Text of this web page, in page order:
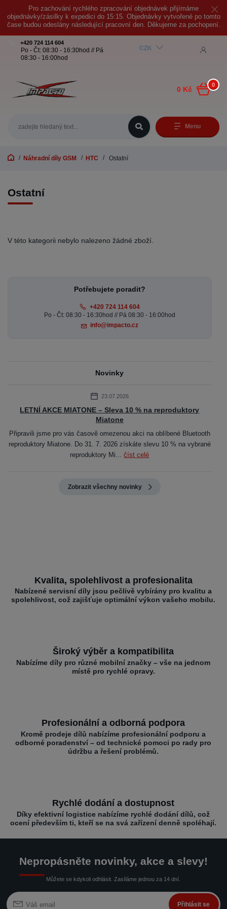
Pro zachování rychlého zpracování objednávek přijímáme
objednávky/zásilky k expedici do 15:15. Objednávky vytvořené po tomto
čase budou odeslány následující pracovní den. Děkujeme za pochopení.
Menu
CZK
+420 724 114 604
Po - Čt: 08:30 - 16:30hod // Pá
08:30 - 16:00hod
0
0 Kč
Náhradní díly GSM HTC Ostatní
Ostatní
V této kategorii nebylo nalezeno žádné zboží.
Potřebujete poradit?
+420 724 114 604
Po - Čt: 08:30 - 16:30hod // Pá 08:30 - 16:00hod
info@impacto.cz
Novinky
23.07.2026
LETNÍ AKCE MIATONE – Sleva 10 % na reproduktory
Miatone
Připravili jsme pro vás časově omezenou akci na oblíbené Bluetooth
reproduktory Miatone. Do 31. 7. 2026 získáte slevu 10 % na vybrané
reproduktory Mi...číst celé
Zobrazit všechny novinky
Kvalita, spolehlivost a profesionalita
Nabízené servisní díly jsou pečlivě vybírány pro kvalitu a
spolehlivost, což zajišťuje optimální výkon vašeho mobilu.
Široký výběr a kompatibilita
Nabízíme díly pro různé mobilní značky – vše na jednom
místě pro rychlé opravy.
Profesionální a odborná podpora
Kromě prodeje dílů nabízíme profesionální podporu a
odborné poradenství – od technické pomoci po rady pro
údržbu a řešení problémů.
Rychlé dodání a dostupnost
Díky efektivní logistice nabízíme rychlé dodání dílů, což
ocení především ti, kteří se na svá zařízení denně spoléhají.
Nepropásněte novinky, akce a slevy!
Můžete se kdykoli odhlásit. Zasíláme jednou za 14 dní.
Přihlásit se